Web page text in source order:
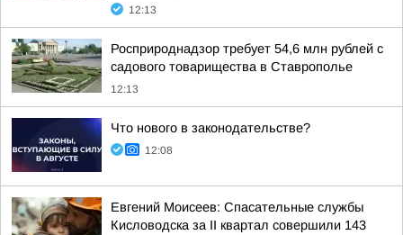
12:13
Росприроднадзор требует 54,6 млн рублей с
садового товарищества в Ставрополье
12:13
Что нового в законодательстве?
12:08
Евгений Моисеев: Спасательные службы
Кисловодска за II квартал совершили 143